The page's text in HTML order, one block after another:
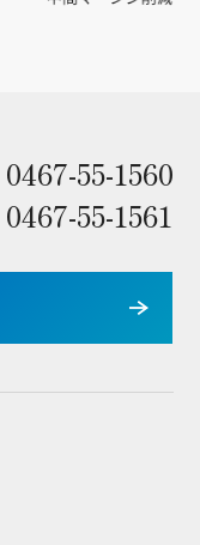
0467-55-1560
0467-55-1561